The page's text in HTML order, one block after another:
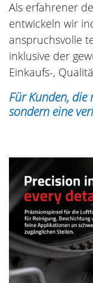
Als erfahrener
entwickeln wir
anspruchsvolle
inklusive der
Einkaufs-,
Für Kunden, die
sondern eine